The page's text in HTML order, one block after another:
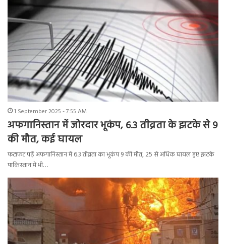
1 September 2025 - 7:55 AM
अफगानिस्तान में जोरदार भूकंप, 6.3 तीव्रता के झटके से 9
की मौत, कई घायल
फटाफट पढ़ें अफगानिस्तान में 6.3 तीव्रता का भूकंप 9 की मौत, 25 से अधिक घायल हुए झटके
पाकिस्तान में भी…